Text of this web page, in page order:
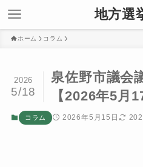
地方選
ホーム コラム
泉佐野市議会
【2026年5月
2026
5/18
コラム 2026年5月15日